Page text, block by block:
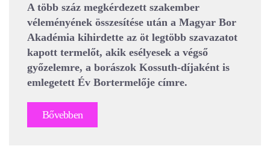
A több száz megkérdezett szakember
véleményének összesítése után a Magyar Bor
Akadémia kihirdette az öt legtöbb szavazatot
kapott termelőt, akik esélyesek a végső
győzelemre, a borászok Kossuth-díjaként is
emlegetett Év Bortermelője címre.
Bővebben